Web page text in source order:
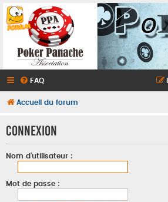
FAQ
Accueil du forum
Connexion
Nom d’utilisateur :
Mot de passe :